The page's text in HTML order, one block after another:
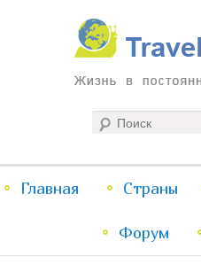
Traveliving
Жизнь в постоянном путешествии
менюГлавная Страны
Форум